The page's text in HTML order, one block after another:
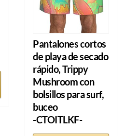
Pantalones cortos
de playa de secado
rápido, Trippy
Mushroom con
bolsillos para surf,
buceo
-CTOITLKF-